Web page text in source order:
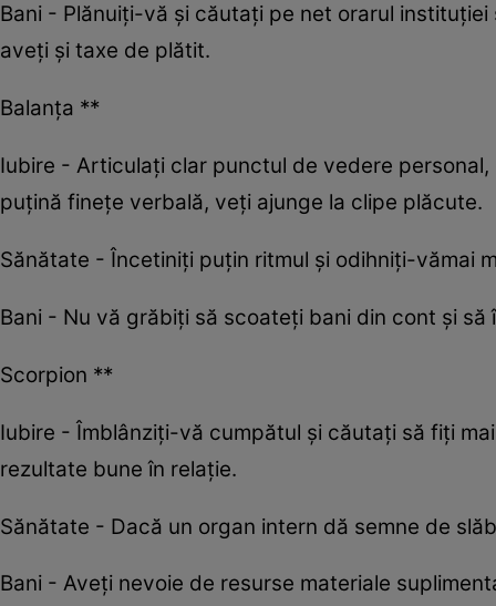
Bani - Plănuiți-vă și căutați pe net orarul
aveţi și taxe de plătit.
Balanța **
Iubire - Articulați clar punctul de vedere
puțină finețe verbală, veți ajunge la clipe plăcute.
Sănătate - Încetiniți puțin ritmul și odihniți-vămai
Bani - Nu vă grăbiți să scoateți bani din cont și
Scorpion **
Iubire - Îmblânziți-vă cumpătul și căutați să fiți
rezultate bune în relație.
Sănătate - Dacă un organ intern dă semne de
Bani - Aveți nevoie de resurse materiale